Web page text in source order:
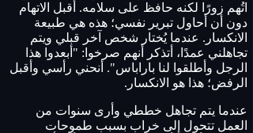
اتُهم زورًا لكنه حافظ على سلامه. أقبل الاتهام
دون أن أحاول تبرير نفسي؛ هذه هي طبيعة
الانكسار. عندما يُختار شخص آخر قبلي ويتم
تجاهلني عمدًا، أتذكر أنهم صرخوا: "أبعدوا هذا
الرجل وأطلقوا لنا باراباس". أنحني رأسي وأقبل
الرفض؛ هذا هو الانكسار.
عندما يتم تجاهل خططي وأرى سنوات من
العمل تتحول إلى خراب بسبب طموحات